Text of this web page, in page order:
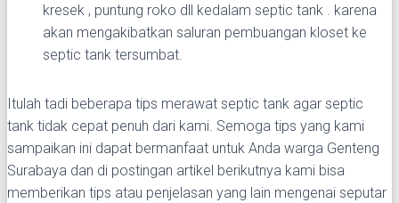
kresek , puntung roko dll kedalam septic tank . karena
akan mengakibatkan saluran pembuangan kloset ke
septic tank tersumbat.
Itulah tadi beberapa tips merawat septic tank agar septic
tank tidak cepat penuh dari kami. Semoga tips yang kami
sampaikan ini dapat bermanfaat untuk Anda warga Genteng
Surabaya dan di postingan artikel berikutnya kami bisa
memberikan tips atau penjelasan yang lain mengenai seputar